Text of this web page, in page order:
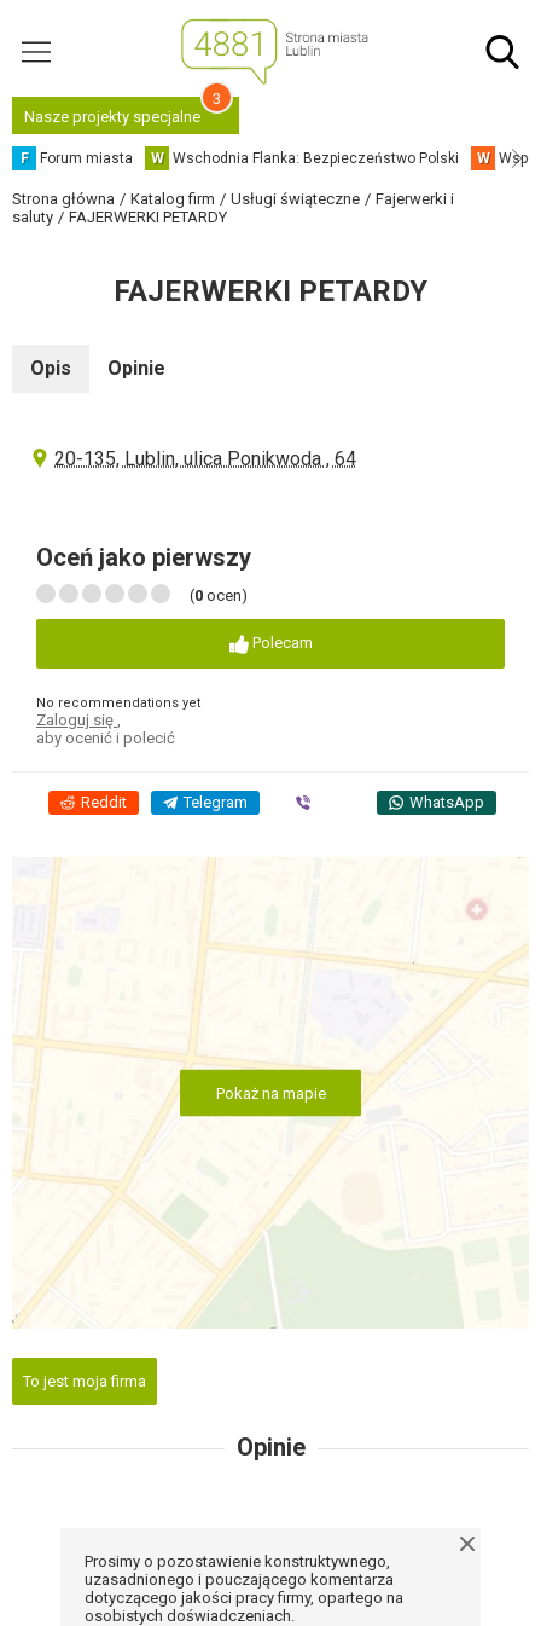
Nasze projekty specjalne
3
F Forum miasta W Wschodnia Flanka: Bezpieczeństwo Polski W
Strona główna Katalog firm Usługi świąteczne
Fajerwerki i
saluty
FAJERWERKI PETARDY
FAJERWERKI PETARDY
Opis Opinie
20-135, Lublin, ulica Ponikwoda , 64
Oceń jako pierwszy
(0 ocen)
Polecam
No recommendations yet
Zaloguj się
aby ocenić i polecić
Reddit Telegram WhatsApp
Pokaż na mapie
To jest moja firma
Opinie
Prosimy o pozostawienie konstruktywnego,
uzasadnionego i pouczającego komentarza
dotyczącego jakości pracy firmy, opartego na
osobistych doświadczeniach.